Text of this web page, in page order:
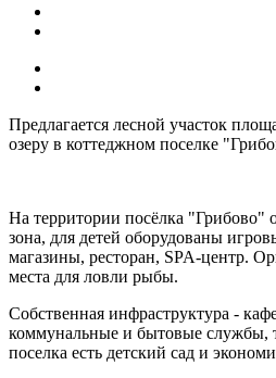
Предлагается лесной участок
озеру в коттеджном поселке
На территории посёлка "Грибово"
зона, для детей оборудованы
магазины, ресторан, SPA-центр.
места для ловли рыбы.
Собственная инфраструктура -
коммунальные и бытовые службы,
поселка есть детский сад и